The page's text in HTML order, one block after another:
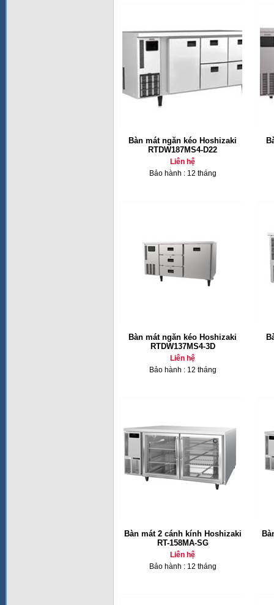
Bàn mát ngăn kéo Hoshizaki
RTDW187MS4-D22
Liên hệ
Bảo hành : 12 tháng
Bàn mát ngăn kéo Hoshizaki
RTDW137MS4-3D
Liên hệ
Bảo hành : 12 tháng
Bàn mát 2 cánh kính Hoshizaki
RT-158MA-SG
Liên hệ
Bảo hành : 12 tháng